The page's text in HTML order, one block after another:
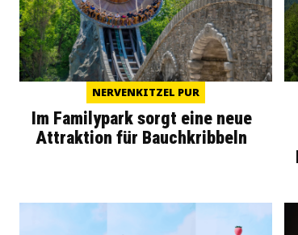
NERVENKITZEL PUR
Im Familypark sorgt eine neue
Attraktion für Bauchkribbeln